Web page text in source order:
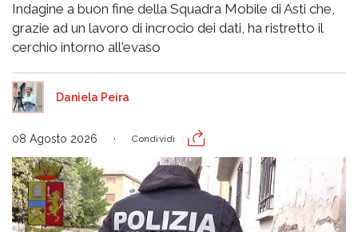
Indagine a buon fine della Squadra Mobile di Asti che,
grazie ad un lavoro di incrocio dei dati, ha ristretto il
cerchio intorno all'evaso
Daniela Peira
08 Agosto 2026 Condividi